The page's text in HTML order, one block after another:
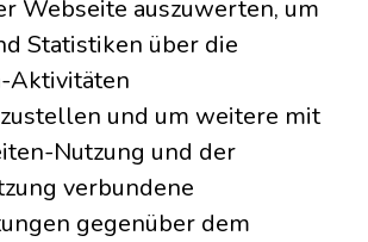
Webseite auszuwerten, um
Statistiken über die
Aktivitäten
und um weitere mit
Nutzung und der
verbundene
gegenüber dem